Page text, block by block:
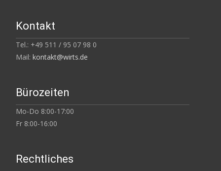
Kontakt
Tel.: +49 511 / 95 07 98 0
Mail: kontakt@wirts.de
Bürozeiten
Mo-Do 8:00-17:00
Fr 8:00-16:00
Rechtliches